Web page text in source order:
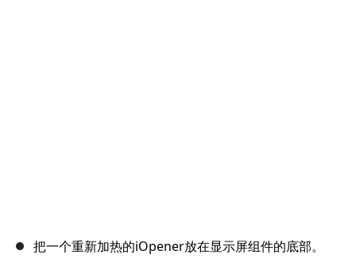
把一个重新加热的iOpener放在显示屏组件的底部。